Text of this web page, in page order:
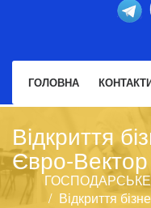
ГОЛОВНА
Відкриття
Євро-Вектор
Відкриття